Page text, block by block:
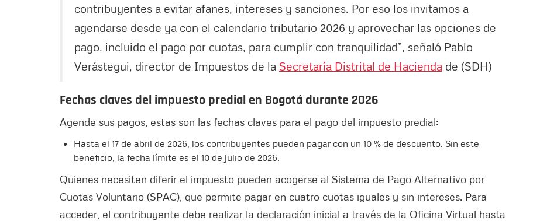
contribuyentes a evitar afanes, intereses y sanciones. Por eso los invitamos a
agendarse desde ya con el calendario tributario 2026 y aprovechar las opciones de
pago, incluido el pago por cuotas, para cumplir con tranquilidad”, señaló Pablo
Verástegui, director de Impuestos de la Secretaría Distrital de Hacienda de (SDH)
Fechas claves del impuesto predial en Bogotá durante 2026
Agende sus pagos, estas son las fechas claves para el pago del impuesto predial:
Hasta el 17 de abril de 2026, los contribuyentes pueden pagar con un 10 % de descuento. Sin este
beneficio, la fecha límite es el 10 de julio de 2026.
Quienes necesiten diferir el impuesto pueden acogerse al Sistema de Pago Alternativo por
Cuotas Voluntario (SPAC), que permite pagar en cuatro cuotas iguales y sin intereses. Para
acceder, el contribuyente debe realizar la declaración inicial a través de la Oficina Virtual hasta